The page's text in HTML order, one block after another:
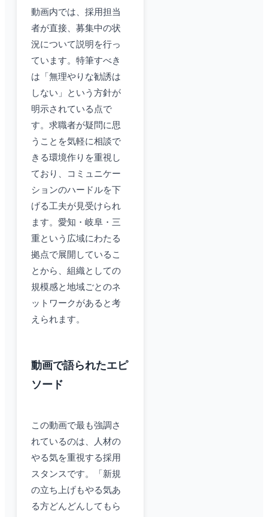
動画内では、採用担当
者が直接、募集中の状
況について説明を行っ
ています。特筆すべき
は「無理やりな勧誘は
しない」という方針が
明示されている点で
す。求職者が疑問に思
うことを気軽に相談で
きる環境作りを重視し
ており、コミュニケー
ションのハードルを下
げる工夫が見受けられ
ます。愛知・岐阜・三
重という広域にわたる
拠点で展開しているこ
とから、組織としての
規模感と地域ごとのネ
ットワークがあると考
えられます。
動画で語られたエピ
ソード
この動画で最も強調さ
れているのは、人材の
やる気を重視する採用
スタンスです。「新規
の立ち上げもやる気あ
る方どんどんしてもら